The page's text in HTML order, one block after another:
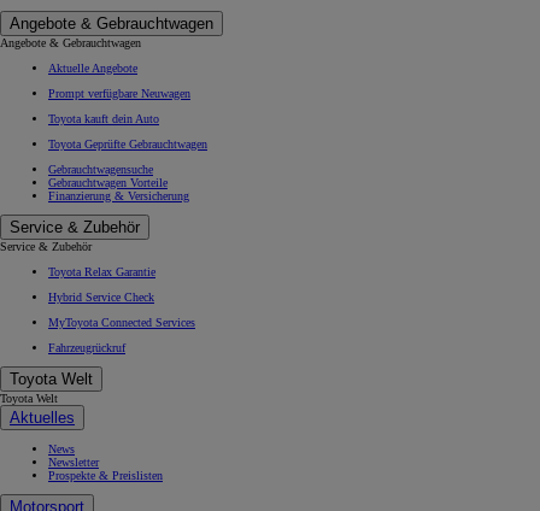
Angebote & Gebrauchtwagen
Angebote & Gebrauchtwagen
Aktuelle Angebote
Prompt verfügbare Neuwagen
Toyota kauft dein Auto
Toyota Geprüfte Gebrauchtwagen
Gebrauchtwagensuche
Gebrauchtwagen Vorteile
Finanzierung & Versicherung
Service & Zubehör
Service & Zubehör
Toyota Relax Garantie
Hybrid Service Check
MyToyota Connected Services
Fahrzeugrückruf
Toyota Welt
Toyota Welt
Aktuelles
News
Newsletter
Prospekte & Preislisten
Motorsport